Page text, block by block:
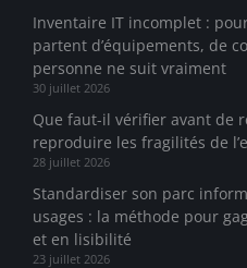
Inventaire IT incomplet :
partent d’équipements, de
personne ne suit vraiment
30 juillet 2026
Que faut-il vérifier avant de
reproduire les fragilités de
28 juillet 2026
Standardiser son parc
usages : la méthode pour
et en lisibilité
23 juillet 2026